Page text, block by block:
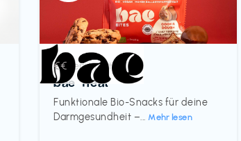
Lebensmittel
bae Treat
Funktionale Bio-Snacks für deine
Darmgesundheit –...Mehr lesen
€€‎